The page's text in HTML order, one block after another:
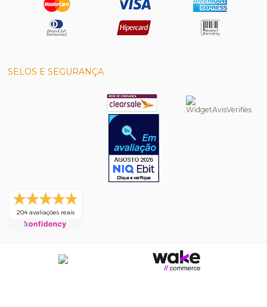
SELOS E SEGURANÇA
204 avaliações reais